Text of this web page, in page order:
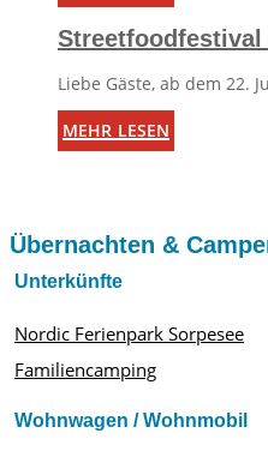
Streetfoodfestival
Liebe Gäste, ab dem 22.
mehr lesen
Übernachten &
Unterkünfte
Nordic Ferienpark Sorpesee
Familiencamping
Wohnwagen / Wohnmobil